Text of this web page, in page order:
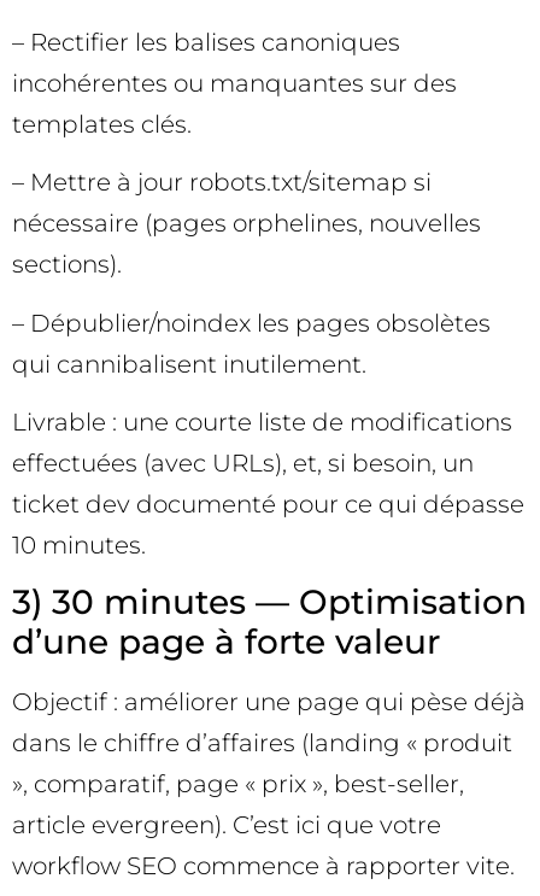
– Rectifier les balises canoniques
incohérentes ou manquantes sur des
templates clés.
– Mettre à jour robots.txt/sitemap si
nécessaire (pages orphelines, nouvelles
sections).
– Dépublier/noindex les pages obsolètes
qui cannibalisent inutilement.
Livrable : une courte liste de modifications
effectuées (avec URLs), et, si besoin, un
ticket dev documenté pour ce qui dépasse
10 minutes.
3) 30 minutes — Optimisation
d’une page à forte valeur
Objectif : améliorer une page qui pèse déjà
dans le chiffre d’affaires (landing « produit
», comparatif, page « prix », best-seller,
article evergreen). C’est ici que votre
workflow SEO commence à rapporter vite.